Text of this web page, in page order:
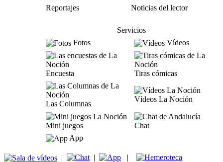
Reportajes
Noticias del lector
Servicios
Fotos
Vídeos
Encuesta Tiras cómicas
Las Columnas
Vídeos La Noción
Mini juegos
Chat
App
| | |